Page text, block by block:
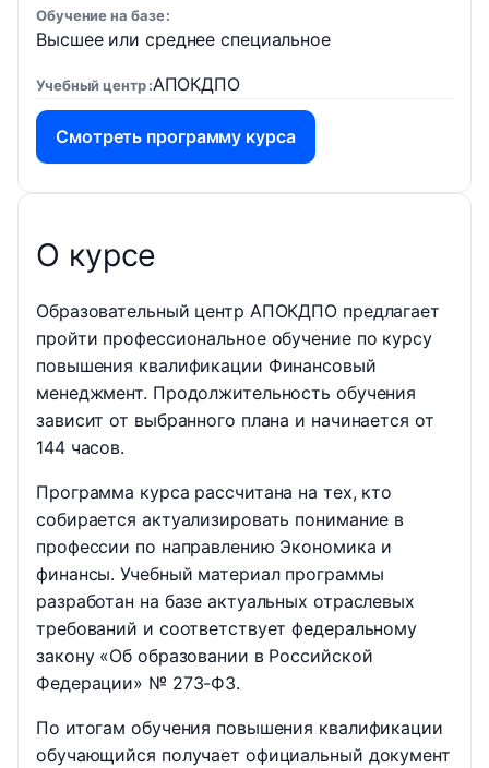
Обучение на базе
Высшее или среднее специальное
Учебный центр АПОКДПО
Смотреть программу курса
О курсе
Образовательный центр АПОКДПО предлагает
пройти профессиональное обучение по курсу
повышения квалификации Финансовый
менеджмент. Продолжительность обучения
зависит от выбранного плана и начинается от
144 часов.
Программа курса рассчитана на тех, кто
собирается актуализировать понимание в
профессии по направлению Экономика и
финансы. Учебный материал программы
разработан на базе актуальных отраслевых
требований и соответствует федеральному
закону «Об образовании в Российской
Федерации» № 273-ФЗ.
По итогам обучения повышения квалификации
обучающийся получает официальный документ